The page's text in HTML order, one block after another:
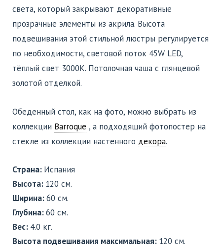
света, который закрывают декоративные
прозрачные элементы из акрила. Высота
подвешивания этой стильной люстры регулируется
по необходимости, световой поток 45W LED,
тёплый свет 3000К. Потолочная чаша с глянцевой
золотой отделкой.
Обеденный стол, как на фото, можно выбрать из
коллекции Barroque , а подходящий фотопостер на
стекле из коллекции настенного декора.
Страна: Испания
Высота: 120 см.
Ширина:60 см.
Глубина:60 см.
Вес: 4.0 кг.
Высота подвешивания максимальная: 120 см.